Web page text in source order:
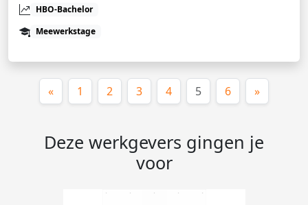
HBO-Bachelor
Meewerkstage
« 1 2 3 4 5(huidige)
6 »
Deze werkgevers gingen je
voor